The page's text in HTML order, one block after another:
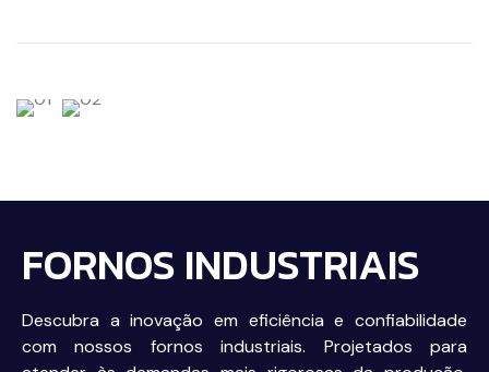
FORNOS INDUSTRIAIS
Descubra a inovação em eficiência e confiabilidade
com nossos fornos industriais. Projetados para